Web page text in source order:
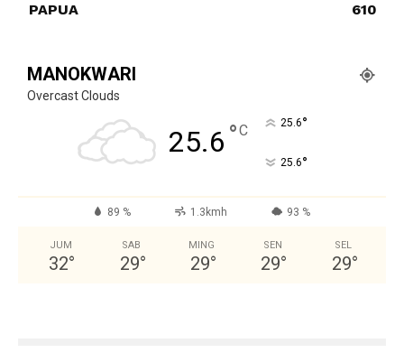
PAPUA
610
MANOKWARI
Overcast Clouds
25.6 °C 25.6°
25.6°
89 % 1.3kmh 93 %
JUM
32°
SAB
29°
MING
29°
SEN
29°
SEL
29°